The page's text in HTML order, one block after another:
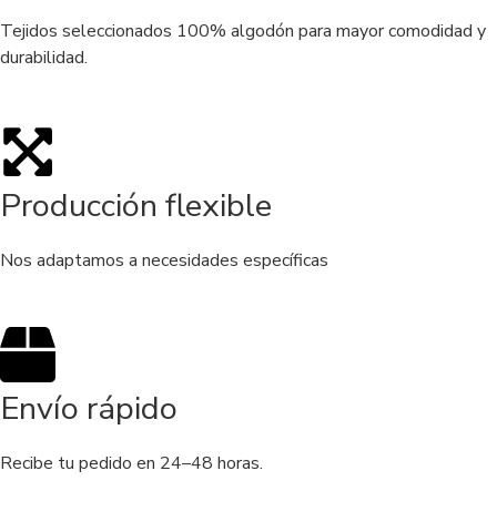
Tejidos seleccionados 100% algodón para mayor comodidad y
durabilidad.
Producción flexible
Nos adaptamos a necesidades específicas
Envío rápido
Recibe tu pedido en 24–48 horas.